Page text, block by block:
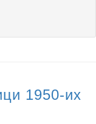
1950-их